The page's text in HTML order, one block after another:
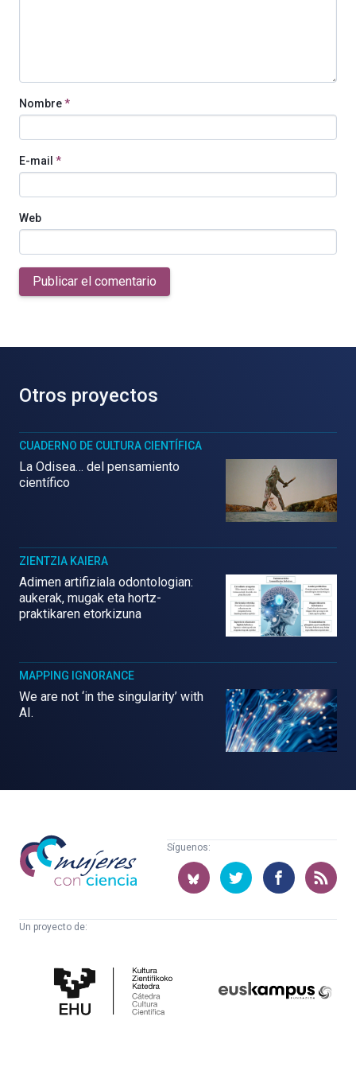
Nombre*
E-mail *
Web
Publicar el comentario
Otros proyectos
CUADERNO DE CULTURA CIENTÍFICA
La Odisea… del pensamiento
científico
ZIENTZIA KAIERA
Adimen artifiziala odontologian:
aukerak, mugak eta hortz-
praktikaren etorkizuna
MAPPING IGNORANCE
We are not ‘in the singularity’ with
AI.
Mujeres
con
ciencia
Síguenos:
Un proyecto de:
Cultura
Científica